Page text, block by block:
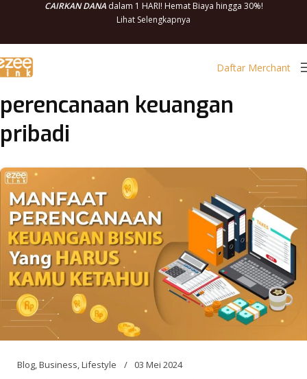
CAIRKAN DANAdalam 1 HARI! Hemat Biaya hingga 30%!
Lihat Selengkapnya
Daftar Merchant
perencanaan keuangan
pribadi
Blog,Business,Lifestyle 03 Mei 2024